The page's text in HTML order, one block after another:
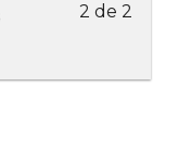
2 de 2